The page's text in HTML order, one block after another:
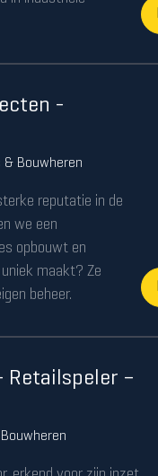
-
Bouwheren
reputatie in de
we een
opbouwt en
maakt? Ze
beheer.
Retailspeler –